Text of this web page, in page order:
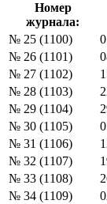
Номер
журнала:
№ 25 (1100)
№ 26 (1101)
№ 27 (1102)
№ 28 (1103)
№ 29 (1104)
№ 30 (1105)
№ 31 (1106)
№ 32 (1107)
№ 33 (1108)
№ 34 (1109)